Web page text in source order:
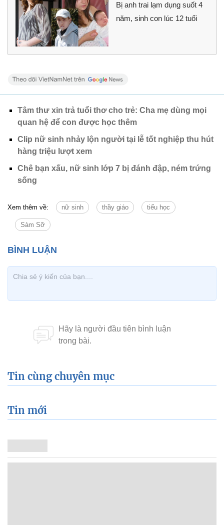
Bị anh trai lạm dụng suốt 4
năm, sinh con lúc 12 tuổi
Tâm thư xin trả tuổi thơ cho trẻ: Cha mẹ dùng mọi
quan hệ để con được học thêm
Clip nữ sinh nhảy lộn người tại lễ tốt nghiệp thu hút
hàng triệu lượt xem
Chê bạn xấu, nữ sinh lớp 7 bị đánh đập, ném trứng
sống
Xem thêm về: nữ sinh thầy giáo tiểu học
Sàm Sỡ
Tin cùng chuyên mục
Tin mới